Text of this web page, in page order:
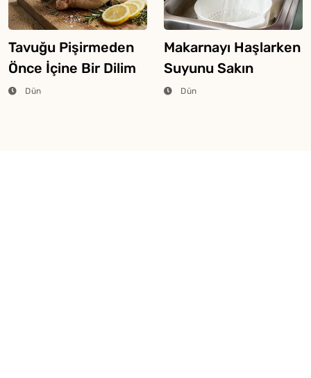
Tavuğu Pişirmeden
Önce İçine Bir Dilim
Limon Atarsanız Ne
Dün
Makarnayı Haşlarken
Suyunu Sakın
Dökmeyin
Dün